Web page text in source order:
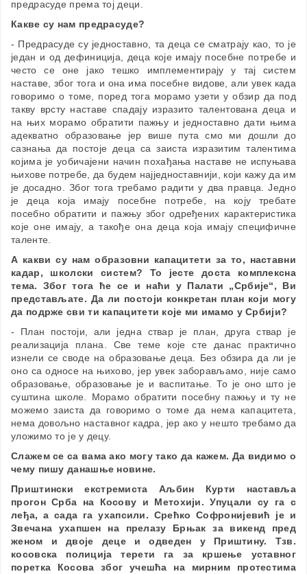
предрасуде према тој деци.
Какве су нам предрасуде?
- Предрасуде су једноставно, та деца се сматрају као, то је
један и од дефиниција, деца које имају посебне потребе и
често се оне јако тешко имплементирају у тај систем
наставе, због тога и она има посебне видове, али увек када
говоримо о томе, поред тога морамо узети у обзир да под
такву врсту наставе спадају изразито талентована деца и
на њих морамо обратити пажњу и једноставно дати њима
адекватно образовање јер више пута смо ми дошли до
сазнања да постоје деца са заиста изразитим талентима
којима је уобичајени начин похађања наставе не испуњава
њихове потребе, да будем најједноставнији, који кажу да им
је досадно. Због тога требамо радити у два правца. Једно
је деца која имају посебне потребе, на коју требате
посебно обратити и пажњу због одређених карактеристика
које оне имају, а такође она деца која имају специфичне
таленте.
А какви су нам образовни капацитети за то, наставни
кадар, школски систем? То јесте доста комплексна
тема. Због тога ће се и наћи у Палати „Србије“, Ви
представљате. Да ли постоји конкретан план који могу
да подрже сви ти капацитети које ми имамо у Србији?
- План постоји, али једна ствар је план, друга ствар је
реализација плана. Све теме које сте данас практично
изнели се своде на образовање деца. Без обзира да ли је
оно са односе на њихово, јер увек заборављамо, није само
образовање, образовање је и васпитање. То је оно што је
суштина школе. Морамо обратити посебну пажњу и ту не
можемо заиста да говоримо о томе да нема капацитета,
нема довољно наставног кадра, јер ако у нешто требамо да
уложимо то је у децу.
Слажем се са вама ако могу тако да кажем. Да видимо о
чему пишу данашње новине.
Приштински екстремиста Аљбин Курти наставља
прогон Срба на Косову и Метохији. Упуцали су га с
леђа, а сада га ухапсили. Срећко Софронијевић је и
Звечана ухапшен на прелазу Брњак за викенд пред
женом и двоје деце и одведен у Приштину. Тзв.
косовска полиција терети га за кршење уставног
поретка Косова због учешћа на мирним протестима